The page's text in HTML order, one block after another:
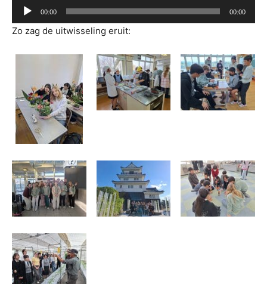
Audiospeler
00:00 00:00
Zo zag de uitwisseling eruit: